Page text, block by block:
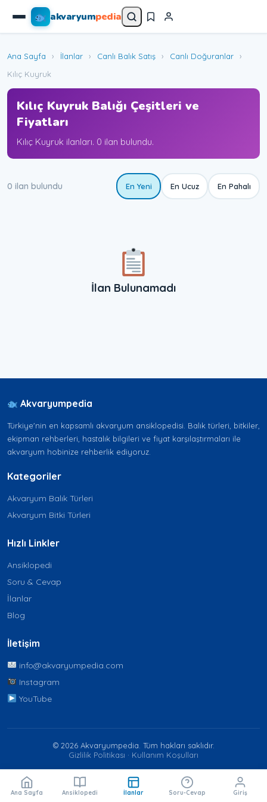
akvaryumpedia
Ana Sayfa › İlanlar › Canlı Balık Satış › Canlı Doğuranlar
›
Kılıç Kuyruk
Kılıç Kuyruk Balığı Çeşitleri ve
Fiyatları
Kılıç Kuyruk ilanları. 0 ilan bulundu.
0 ilan bulundu En Yeni En Ucuz En Pahalı
İlan Bulunamadı
Akvaryumpedia
Türkiye'nin en kapsamlı akvaryum ansiklopedisi. Balık türleri, bitkiler,
ekipman rehberleri, hastalık bilgileri ve fiyat karşılaştırmaları ile
akvaryum hobinize rehberlik ediyoruz.
Kategoriler
Akvaryum Balık Türleri
Akvaryum Bitki Türleri
Hızlı Linkler
Ansiklopedi
Soru & Cevap
İlanlar
Blog
İletişim
info@akvaryumpedia.com
Instagram
YouTube
© 2026 Akvaryumpedia. Tüm hakları saklıdır.
Gizlilik Politikası · Kullanım Koşulları
Ana Sayfa Ansiklopedi İlanlar Soru-Cevap Giriş